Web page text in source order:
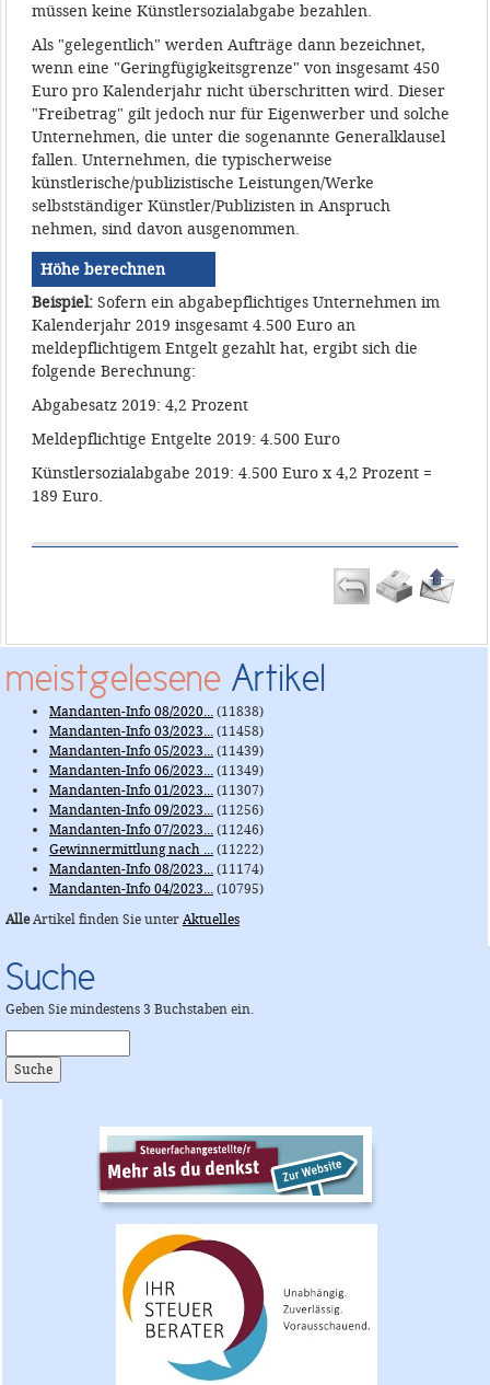
müssen keine Künstlersozialabgabe bezahlen.
Als "gelegentlich" werden Aufträge dann bezeichnet,
wenn eine "Geringfügigkeitsgrenze" von insgesamt 450
Euro pro Kalenderjahr nicht überschritten wird. Dieser
"Freibetrag" gilt jedoch nur für Eigenwerber und solche
Unternehmen, die unter die sogenannte Generalklausel
fallen. Unternehmen, die typischerweise
künstlerische/publizistische Leistungen/Werke
selbstständiger Künstler/Publizisten in Anspruch
nehmen, sind davon ausgenommen.
Höhe berechnen
Beispiel: Sofern ein abgabepflichtiges Unternehmen im
Kalenderjahr 2019 insgesamt 4.500 Euro an
meldepflichtigem Entgelt gezahlt hat, ergibt sich die
folgende Berechnung:
Abgabesatz 2019: 4,2 Prozent
Meldepflichtige Entgelte 2019: 4.500 Euro
Künstlersozialabgabe 2019: 4.500 Euro x 4,2 Prozent =
189 Euro.
meistgelesene Artikel
Mandanten-Info 08/2020...(11838)
Mandanten-Info 03/2023...(11458)
Mandanten-Info 05/2023...(11439)
Mandanten-Info 06/2023...(11349)
Mandanten-Info 01/2023...(11307)
Mandanten-Info 09/2023...(11256)
Mandanten-Info 07/2023...(11246)
Gewinnermittlung nach ...(11222)
Mandanten-Info 08/2023...(11174)
Mandanten-Info 04/2023...(10795)
AlleArtikel finden Sie unterAktuelles
Suche
Geben Sie mindestens 3 Buchstaben ein.